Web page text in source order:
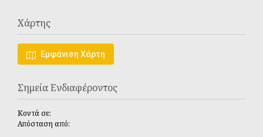
Χάρτης
Εμφάνιση Χάρτη
Σημεία Ενδιαφέροντος
Κοντά σε:
Απόσταση από: